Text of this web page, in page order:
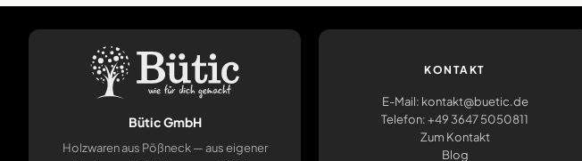
Bütic GmbH
Holzwaren aus Pößneck — aus eigener
KONTAKT
E-Mail: kontakt@buetic.de
Telefon: +49 3647 5050811
Zum Kontakt
Blog